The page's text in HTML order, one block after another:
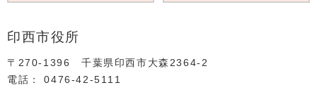
印西市役所
〒270-1396 千葉県印西市大森2364‐2
電話： 0476‐42‐5111